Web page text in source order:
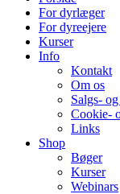
For dyrlæger
For dyreejere
Kurser
Info
Kontakt
Om os
Salgs-
Cookie-
Links
Shop
Bøger
Kurser
Webinars